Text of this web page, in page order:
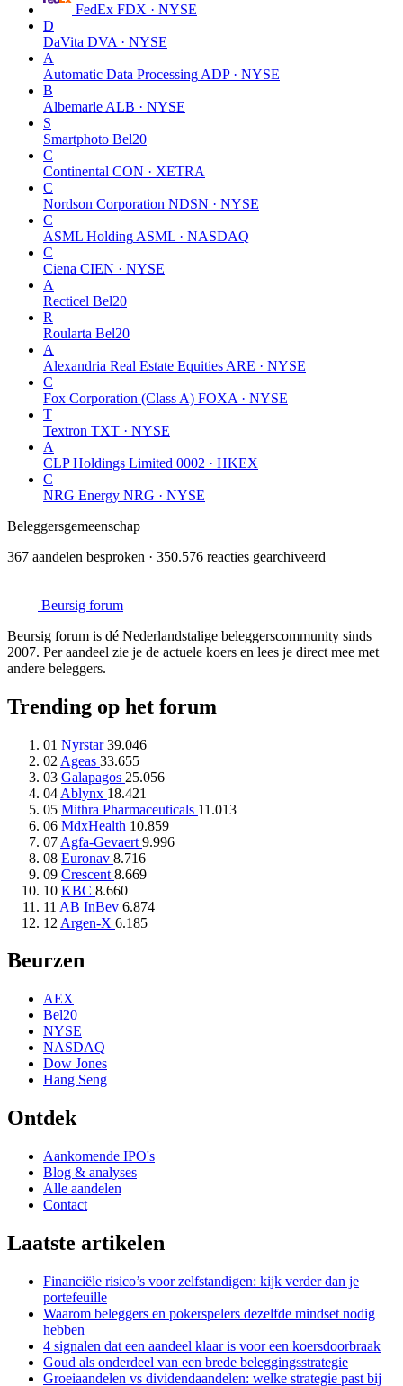
FedEx FDX · NYSE
D
DaVita DVA · NYSE
A
Automatic Data Processing ADP · NYSE
B
Albemarle ALB · NYSE
S
Smartphoto Bel20
C
Continental CON · XETRA
C
Nordson Corporation NDSN · NYSE
C
ASML Holding ASML · NASDAQ
C
Ciena CIEN · NYSE
A
Recticel Bel20
R
Roularta Bel20
A
Alexandria Real Estate Equities ARE · NYSE
C
Fox Corporation (Class A) FOXA · NYSE
T
Textron TXT · NYSE
A
CLP Holdings Limited 0002 · HKEX
C
NRG Energy NRG · NYSE
Beleggersgemeenschap
367 aandelen besproken · 350.576 reacties gearchiveerd
Beursig forum
Beursig forum is dé Nederlandstalige beleggerscommunity sinds
2007. Per aandeel zie je de actuele koers en lees je direct mee met
andere beleggers.
Trending op het forum
01 Nyrstar39.046
02 Ageas 33.655
03 Galapagos 25.056
04 Ablynx 18.421
05 Mithra Pharmaceuticals 11.013
06 MdxHealth 10.859
07 Agfa-Gevaert 9.996
08 Euronav 8.716
09 Crescent 8.669
10 KBC 8.660
11 AB InBev 6.874
12 Argen-X 6.185
Beurzen
AEX
Bel20
NYSE
NASDAQ
Dow Jones
Hang Seng
Ontdek
Aankomende IPO's
Blog & analyses
Alle aandelen
Contact
Laatste artikelen
Financiële risico’s voor zelfstandigen: kijk verder dan je
portefeuille
Waarom beleggers en pokerspelers dezelfde mindset nodig
hebben
4 signalen dat een aandeel klaar is voor een koersdoorbraak
Goud als onderdeel van een brede beleggingsstrategie
Groeiaandelen vs dividendaandelen: welke strategie past bij